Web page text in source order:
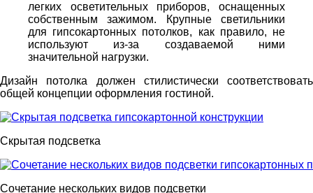
легких осветительных приборов, оснащенных
собственным зажимом. Крупные светильники
для гипсокартонных потолков, как правило, не
используют из-за создаваемой ними
значительной нагрузки.
Дизайн потолка должен стилистически соответствовать
общей концепции оформления гостиной.
Скрытая подсветка
Сочетание нескольких видов подсветки